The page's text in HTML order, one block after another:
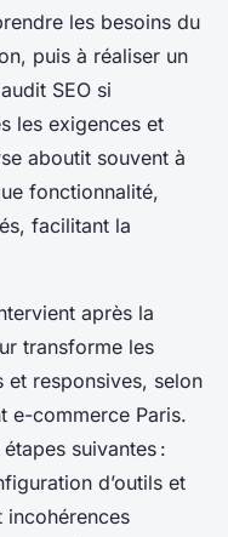
les besoins du
puis à réaliser un
SEO si
les exigences et
aboutit souvent à
fonctionnalité,
facilitant la
après la
transforme les
et responsives, selon
e-commerce Paris.
suivantes :
d’outils et
incohérences